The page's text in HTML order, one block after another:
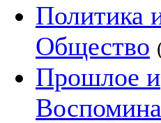
Политика
Общество
Прошлое и